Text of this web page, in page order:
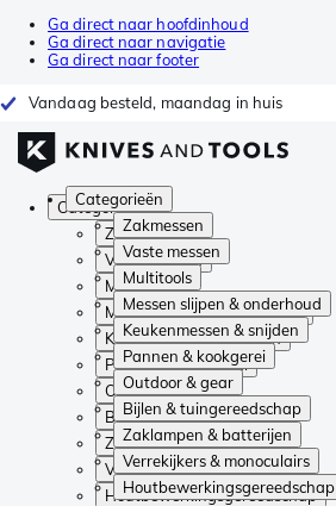
Ga direct naar hoofdinhoud
Ga direct naar navigatie
Ga direct naar footer
Vandaag besteld, maandag in huis
Categorieën
Zakmessen
Vaste messen
Multitools
Messen slijpen & onderhoud
Keukenmessen & snijden
Pannen & kookgerei
Outdoor & gear
Bijlen & tuingereedschap
Zaklampen & batterijen
Verrekijkers & monoculairs
Houtbewerkingsgereedschap
Categorieën
Zakmessen
Vaste messen
Multitools
Messen slijpen & onderhoud
Keukenmessen & snijden
Pannen & kookgerei
Outdoor & gear
Bijlen & tuingereedschap
Zaklampen & batterijen
Verrekijkers & monoculairs
Houtbewerkingsgereedschap